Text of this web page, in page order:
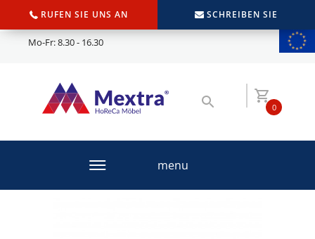
RUFEN SIE UNS AN SCHREIBEN SIE
Mo-Fr: 8.30 - 16.30
0
menu